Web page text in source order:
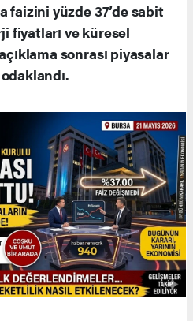
faizini yüzde 37’de sabit
fiyatları ve küresel
sonrası piyasalar